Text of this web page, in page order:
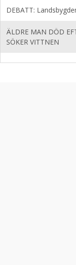
DEBATT:
ÄLDRE MAN DÖD
SÖKER VITTNEN